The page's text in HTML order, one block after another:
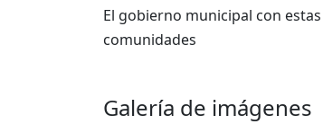
El gobierno municipal con
comunidades
Galería de imágenes